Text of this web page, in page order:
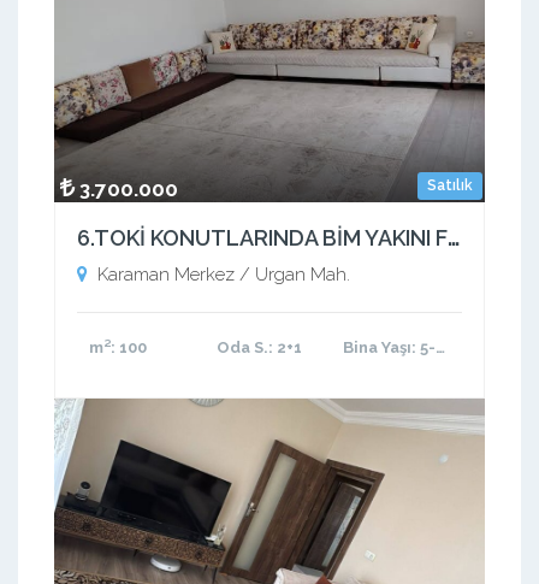
Satılık
3.700.000
6.TOKİ KONUTLARINDA BİM YAKINI FIRSAT DAİRE 2+1
Karaman Merkez / Urgan Mah.
m²: 100 Oda S.: 2+1 Bina Yaşı: 5-10 arası